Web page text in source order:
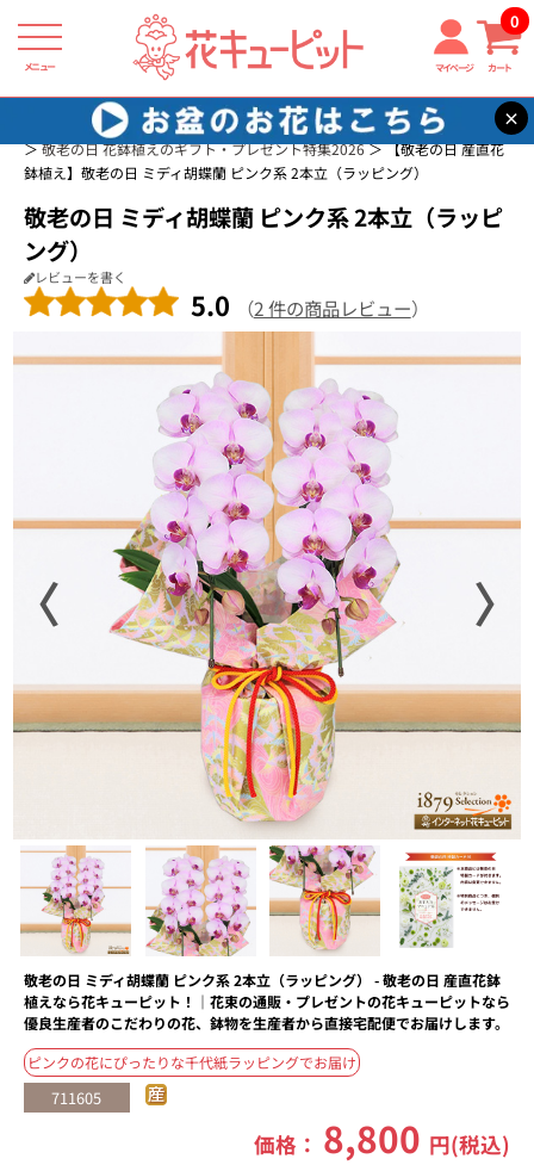
メニュー マイページ カート
0
×
花キューピット
敬老の日 おすすめの花のギフト・プレゼント特集2026
敬老の日 花鉢植えのギフト・プレゼント特集2026
【敬老の日 産直花
鉢植え】敬老の日 ミディ胡蝶蘭 ピンク系 2本立（ラッピング）
敬老の日 ミディ胡蝶蘭 ピンク系 2本立（ラッピ
ング）
レビューを書く
5.0 （2 件の商品レビュー）
〈 〉
敬老の日 ミディ胡蝶蘭 ピンク系 2本立（ラッピング） - 敬老の日 産直花鉢
植えなら花キューピット！｜花束の通販・プレゼントの花キューピットなら
優良生産者のこだわりの花、鉢物を生産者から直接宅配便でお届けします。
ピンクの花にぴったりな千代紙ラッピングでお届け
711605
価格： 8,800 円(税込)